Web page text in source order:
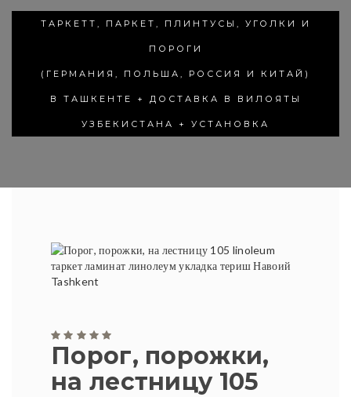
ТАРКЕТТ, ПАРКЕТ, ПЛИНТУСЫ, УГОЛКИ И
ПОРОГИ
(ГЕРМАНИЯ, ПОЛЬША, РОССИЯ И КИТАЙ)
В ТАШКЕНТЕ + ДОСТАВКА В ВИЛОЯТЫ
УЗБЕКИСТАНА + УСТАНОВКА
Порог, порожки,
на лестницу 105